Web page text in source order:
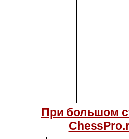
При большом